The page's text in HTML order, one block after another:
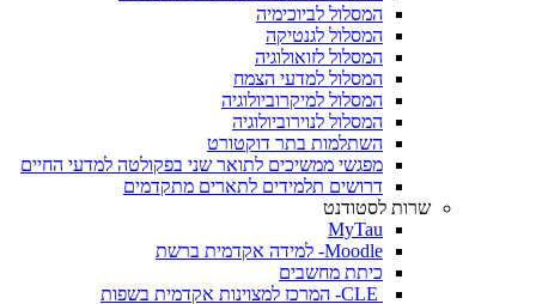
המסלול לביוכימיה
המסלול לגנטיקה
המסלול לזואולוגיה
המסלול למדעי הצמח
המסלול למיקרוביולוגיה
המסלול לנוירוביולוגיה
השתלמות בתר דוקטורט
מפגשי ממשיכים לתואר שני בפקולטה למדעי החיים
דרושים תלמידים לתארים מתקדמים
שרות לסטודנט
MyTau
Moodle- למידה אקדמית ברשת
כיתת מחשבים